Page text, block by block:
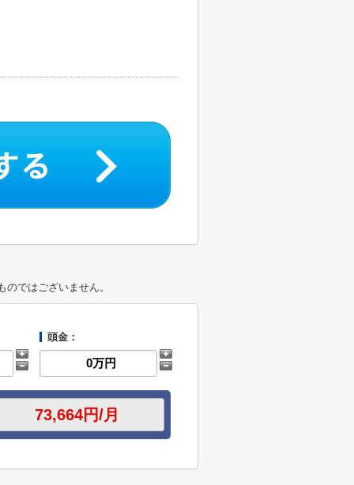
ではございません。
頭金：